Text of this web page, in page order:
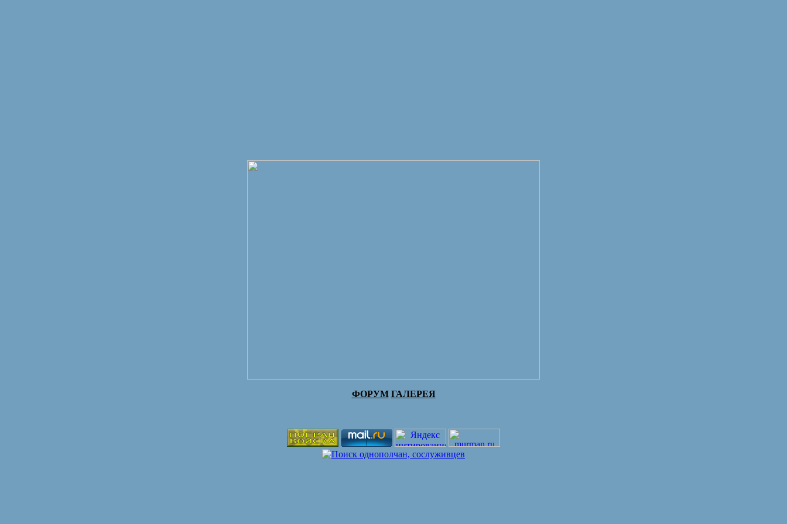
ФОРУМ ГАЛЕРЕЯ